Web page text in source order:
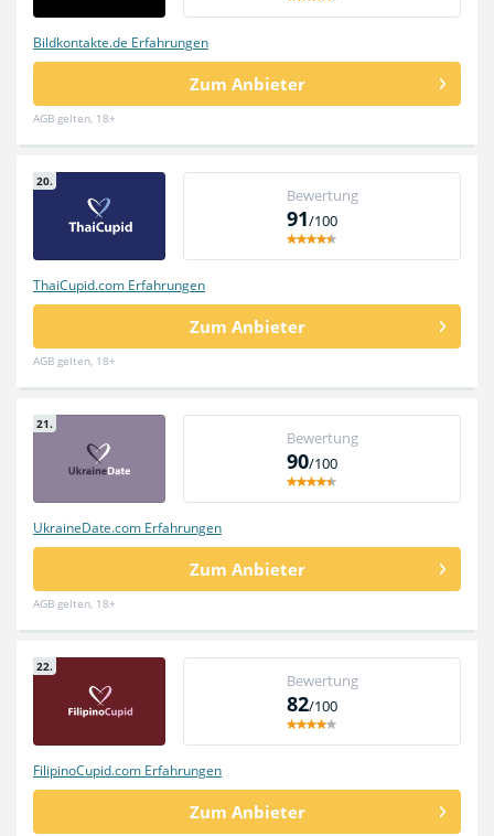
Bildkontakte.de Erfahrungen
Zum Anbieter
AGB gelten, 18+
20.
Bewertung
91/100
ThaiCupid.com Erfahrungen
Zum Anbieter
AGB gelten, 18+
21.
Bewertung
90/100
UkraineDate.com Erfahrungen
Zum Anbieter
AGB gelten, 18+
22.
Bewertung
82/100
FilipinoCupid.com Erfahrungen
Zum Anbieter